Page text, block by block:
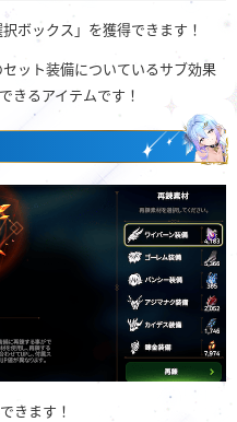
ボックス」を獲得できます！
ット装備についているサブ効果
きるアイテムです！
きます！